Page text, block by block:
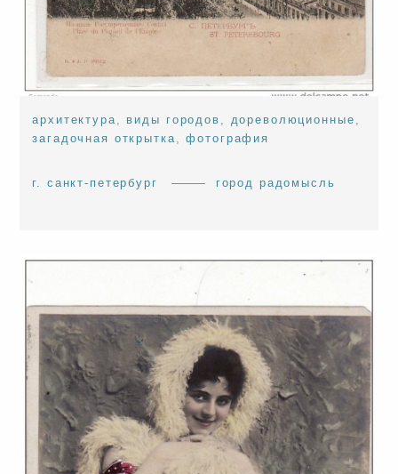
архитектура виды городов дореволюционные
загадочная открытка
,фотография
г. санкт-петербург город радомысль